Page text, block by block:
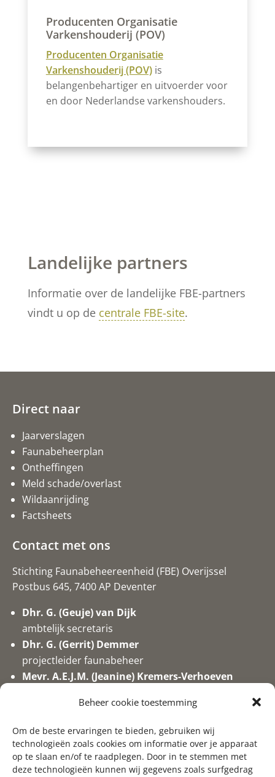
Beheer cookie toestemming
Om de beste ervaringen te bieden, gebruiken wij
technologieën zoals cookies om informatie over je apparaat
op te slaan en/of te raadplegen. Door in te stemmen met
deze technologieën kunnen wij gegevens zoals surfgedrag
Producenten Organisatie
Varkenshouderij (POV)
Producenten Organisatie
Varkenshouderij (POV)is
belangenbehartiger en uitvoerder voor
en door Nederlandse varkenshouders.
Landelijke partners
Informatie over de landelijke FBE-partners
vindt u op de centrale FBE-site.
Direct naar
Jaarverslagen
Faunabeheerplan
Ontheffingen
Meld schade/overlast
Wildaanrijding
Factsheets
Contact met ons
Stichting Faunabeheereenheid (FBE) Overijssel
Postbus 645, 7400 AP Deventer
Dhr. G. (Geuje) van Dijk
ambtelijk secretaris
Dhr. G. (Gerrit) Demmer
projectleider faunabeheer
Mevr. A.E.J.M. (Jeanine) Kremers-Verhoeven
info@fbeoverijssel.nl